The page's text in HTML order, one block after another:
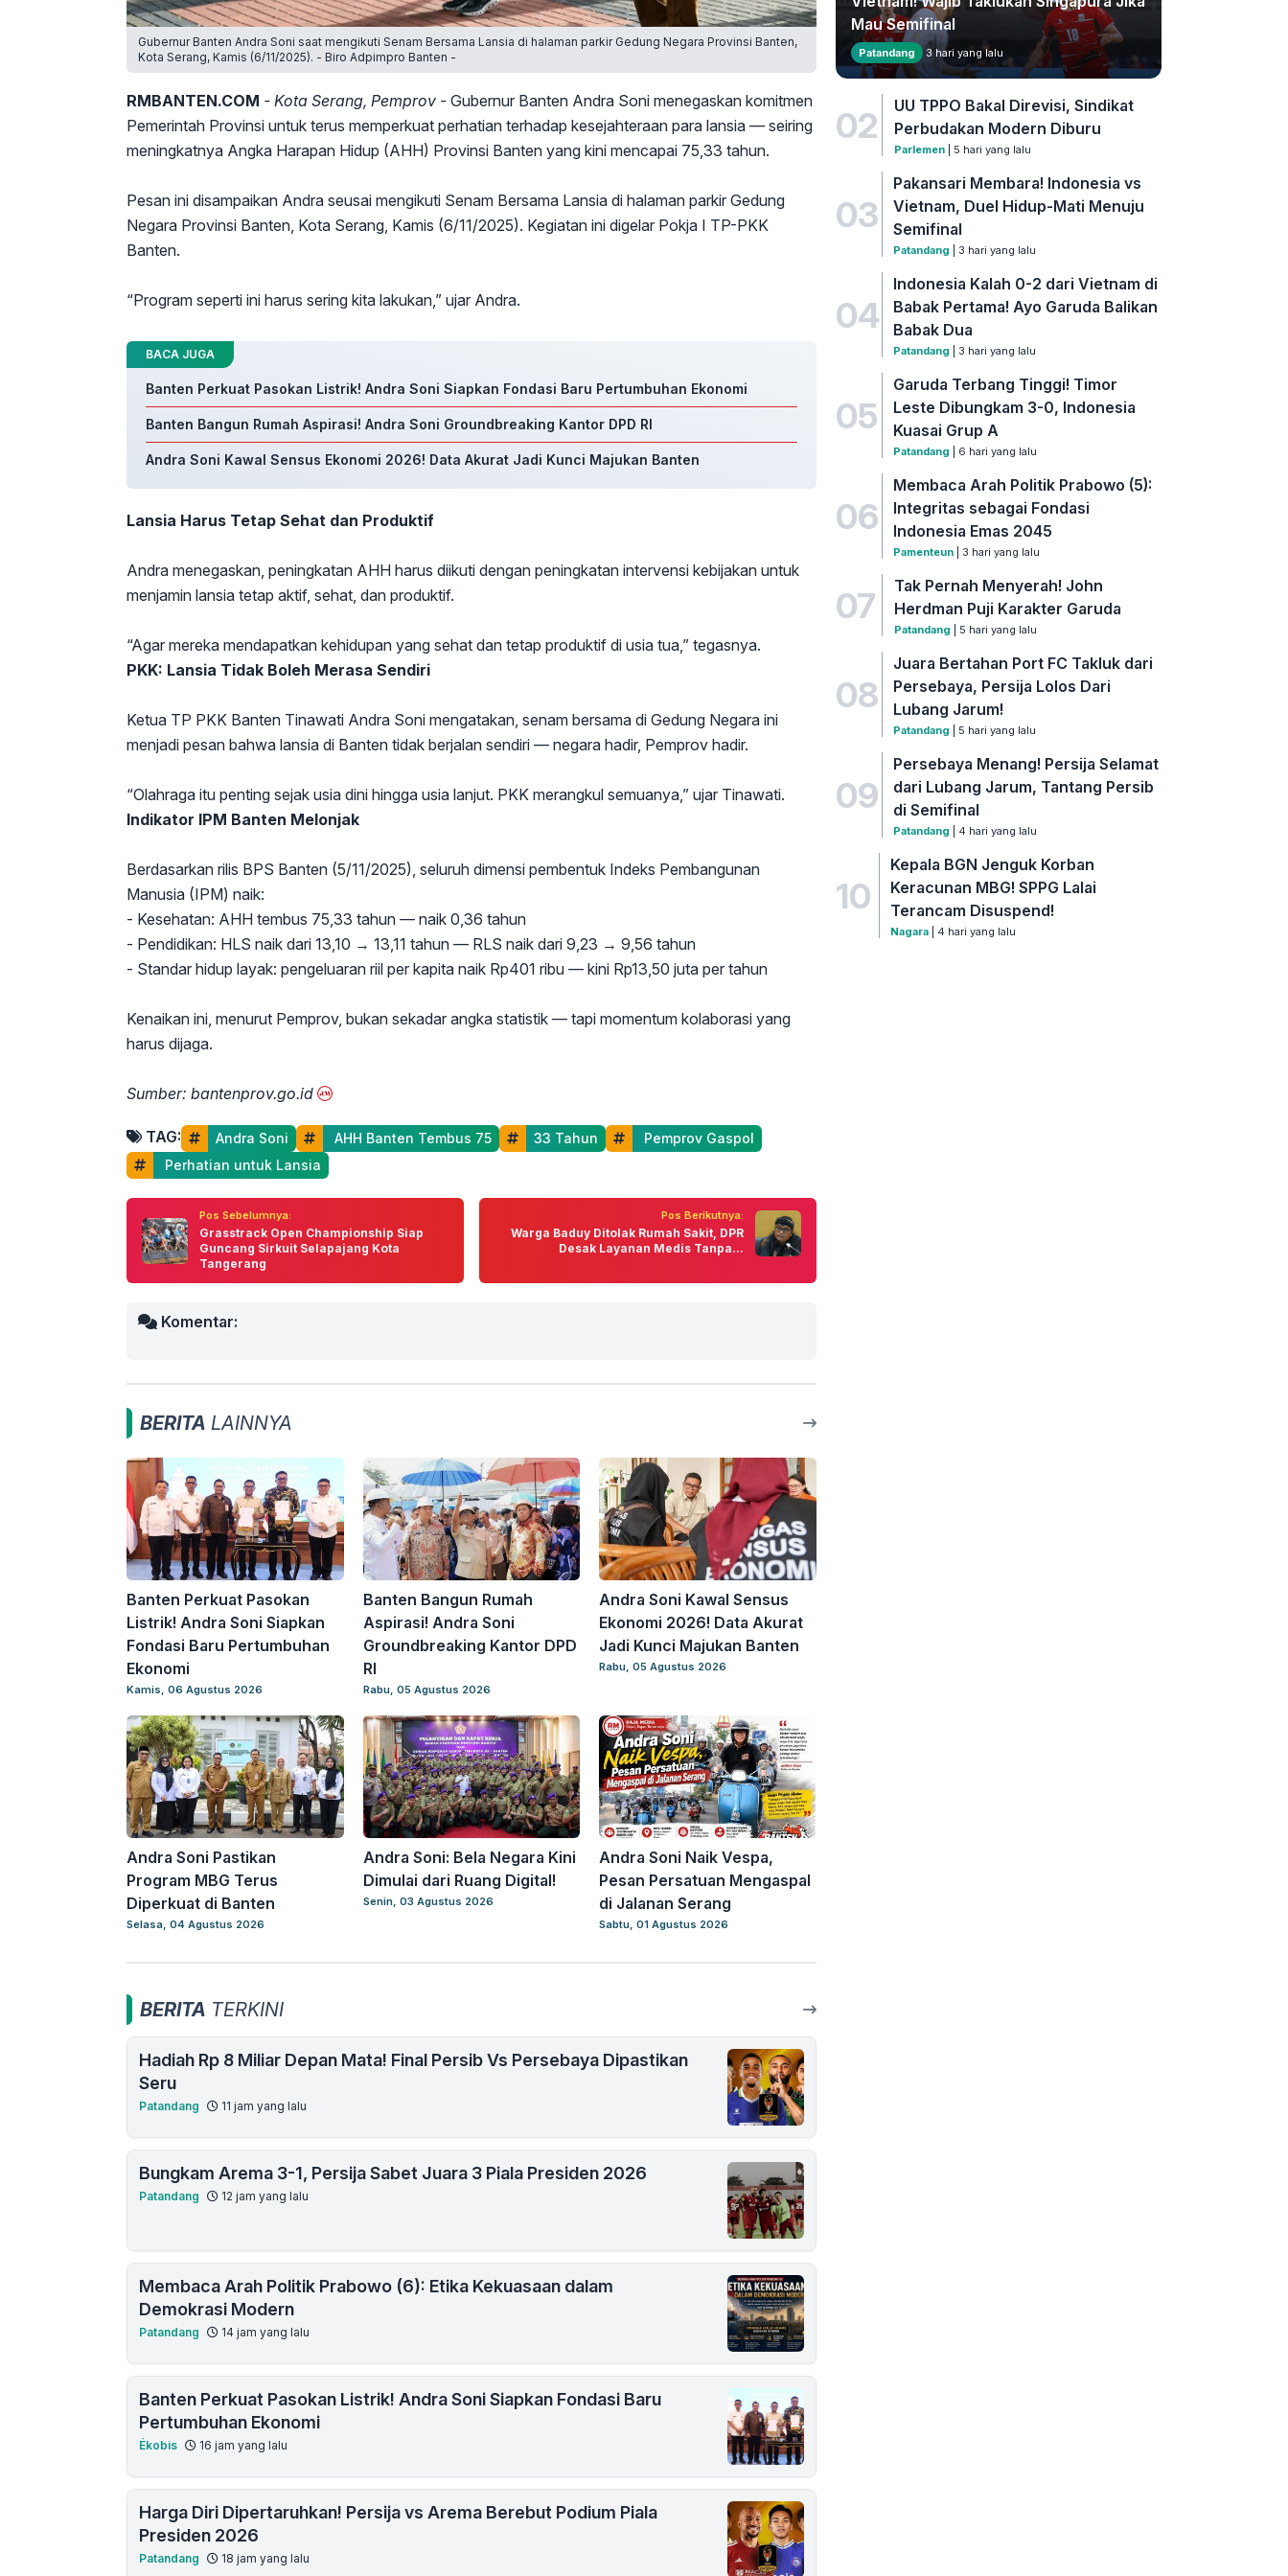
Gubernur Banten Andra Soni saat mengikuti Senam Bersama Lansia di halaman parkir Gedung Negara Provinsi Banten,
Kota Serang, Kamis (6/11/2025). - Biro Adpimpro Banten -
RMBANTEN.COM - Kota Serang, Pemprov - Gubernur Banten Andra Soni menegaskan komitmen
Pemerintah Provinsi untuk terus memperkuat perhatian terhadap kesejahteraan para lansia — seiring
meningkatnya Angka Harapan Hidup (AHH) Provinsi Banten yang kini mencapai 75,33 tahun.
Pesan ini disampaikan Andra seusai mengikuti Senam Bersama Lansia di halaman parkir Gedung
Negara Provinsi Banten, Kota Serang, Kamis (6/11/2025). Kegiatan ini digelar Pokja I TP-PKK
Banten.
“Program seperti ini harus sering kita lakukan,” ujar Andra.
BACA JUGA
Banten Perkuat Pasokan Listrik! Andra Soni Siapkan Fondasi Baru Pertumbuhan Ekonomi
Banten Bangun Rumah Aspirasi! Andra Soni Groundbreaking Kantor DPD RI
Andra Soni Kawal Sensus Ekonomi 2026! Data Akurat Jadi Kunci Majukan Banten
Lansia Harus Tetap Sehat dan Produktif
Andra menegaskan, peningkatan AHH harus diikuti dengan peningkatan intervensi kebijakan untuk
menjamin lansia tetap aktif, sehat, dan produktif.
“Agar mereka mendapatkan kehidupan yang sehat dan tetap produktif di usia tua,” tegasnya.
PKK: Lansia Tidak Boleh Merasa Sendiri
Ketua TP PKK Banten Tinawati Andra Soni mengatakan, senam bersama di Gedung Negara ini
menjadi pesan bahwa lansia di Banten tidak berjalan sendiri — negara hadir, Pemprov hadir.
“Olahraga itu penting sejak usia dini hingga usia lanjut. PKK merangkul semuanya,” ujar Tinawati.
Indikator IPM Banten Melonjak
Berdasarkan rilis BPS Banten (5/11/2025), seluruh dimensi pembentuk Indeks Pembangunan
Manusia (IPM) naik:
- Kesehatan: AHH tembus 75,33 tahun — naik 0,36 tahun
- Pendidikan: HLS naik dari 13,10 → 13,11 tahun — RLS naik dari 9,23 → 9,56 tahun
- Standar hidup layak: pengeluaran riil per kapita naik Rp401 ribu — kini Rp13,50 juta per tahun
Kenaikan ini, menurut Pemprov, bukan sekadar angka statistik — tapi momentum kolaborasi yang
harus dijaga.
Sumber: bantenprov.go.id
TAG: Andra Soni AHH Banten Tembus 75 33 Tahun
Pemprov Gaspol
Perhatian untuk Lansia
Pos Sebelumnya:
Grasstrack Open Championship Siap
Guncang Sirkuit Selapajang Kota
Tangerang
Pos Berikutnya:
Warga Baduy Ditolak Rumah Sakit, DPR
Desak Layanan Medis Tanpa...
Komentar:
BERITA LAINNYA
Banten Perkuat Pasokan
Listrik! Andra Soni Siapkan
Fondasi Baru Pertumbuhan
Ekonomi
Kamis, 06 Agustus 2026
Banten Bangun Rumah
Aspirasi! Andra Soni
Groundbreaking Kantor DPD
RI
Rabu, 05 Agustus 2026
Andra Soni Kawal Sensus
Ekonomi 2026! Data Akurat
Jadi Kunci Majukan Banten
Rabu, 05 Agustus 2026
Andra Soni Pastikan
Program MBG Terus
Diperkuat di Banten
Selasa, 04 Agustus 2026
Andra Soni: Bela Negara Kini
Dimulai dari Ruang Digital!
Senin, 03 Agustus 2026
Andra Soni Naik Vespa,
Pesan Persatuan Mengaspal
di Jalanan Serang
Sabtu, 01 Agustus 2026
BERITA TERKINI
Hadiah Rp 8 Miliar Depan Mata! Final Persib Vs Persebaya Dipastikan
Seru
Patandang 11 jam yang lalu
Bungkam Arema 3-1, Persija Sabet Juara 3 Piala Presiden 2026
Patandang 12 jam yang lalu
Membaca Arah Politik Prabowo (6): Etika Kekuasaan dalam
Demokrasi Modern
Patandang 14 jam yang lalu
Banten Perkuat Pasokan Listrik! Andra Soni Siapkan Fondasi Baru
Pertumbuhan Ekonomi
Ékobis 16 jam yang lalu
Harga Diri Dipertaruhkan! Persija vs Arema Berebut Podium Piala
Presiden 2026
Patandang 18 jam yang lalu
Mau Semifinal
Patandang 3 hari yang lalu
02
UU TPPO Bakal Direvisi, Sindikat
Perbudakan Modern Diburu
Parlemen| 5 hari yang lalu
03
Pakansari Membara! Indonesia vs
Vietnam, Duel Hidup-Mati Menuju
Semifinal
Patandang | 3 hari yang lalu
04
Indonesia Kalah 0-2 dari Vietnam di
Babak Pertama! Ayo Garuda Balikan
Babak Dua
Patandang | 3 hari yang lalu
05
Garuda Terbang Tinggi! Timor
Leste Dibungkam 3-0, Indonesia
Kuasai Grup A
Patandang | 6 hari yang lalu
06
Membaca Arah Politik Prabowo (5):
Integritas sebagai Fondasi
Indonesia Emas 2045
Pamenteun | 3 hari yang lalu
07
Tak Pernah Menyerah! John
Herdman Puji Karakter Garuda
Patandang | 5 hari yang lalu
08
Juara Bertahan Port FC Takluk dari
Persebaya, Persija Lolos Dari
Lubang Jarum!
Patandang | 5 hari yang lalu
09
Persebaya Menang! Persija Selamat
dari Lubang Jarum, Tantang Persib
di Semifinal
Patandang | 4 hari yang lalu
10
Kepala BGN Jenguk Korban
Keracunan MBG! SPPG Lalai
Terancam Disuspend!
Nagara | 4 hari yang lalu